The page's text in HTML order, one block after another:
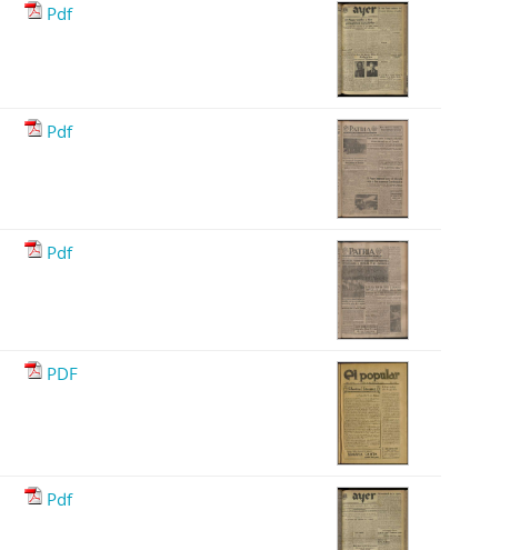
Pdf
Pdf
Pdf
PDF
Pdf